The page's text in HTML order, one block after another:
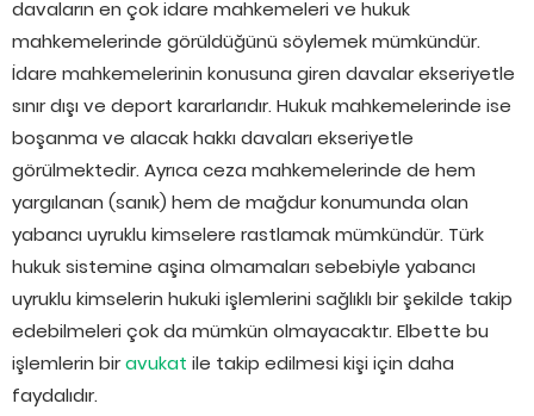
davaların en çok idare mahkemeleri ve hukuk
mahkemelerinde görüldüğünü söylemek mümkündür.
İdare mahkemelerinin konusuna giren davalar ekseriyetle
sınır dışı ve deport kararlarıdır. Hukuk mahkemelerinde ise
boşanma ve alacak hakkı davaları ekseriyetle
görülmektedir. Ayrıca ceza mahkemelerinde de hem
yargılanan (sanık) hem de mağdur konumunda olan
yabancı uyruklu kimselere rastlamak mümkündür. Türk
hukuk sistemine aşina olmamaları sebebiyle yabancı
uyruklu kimselerin hukuki işlemlerini sağlıklı bir şekilde takip
edebilmeleri çok da mümkün olmayacaktır. Elbette bu
işlemlerin biravukat ile takip edilmesi kişi için daha
faydalıdır.